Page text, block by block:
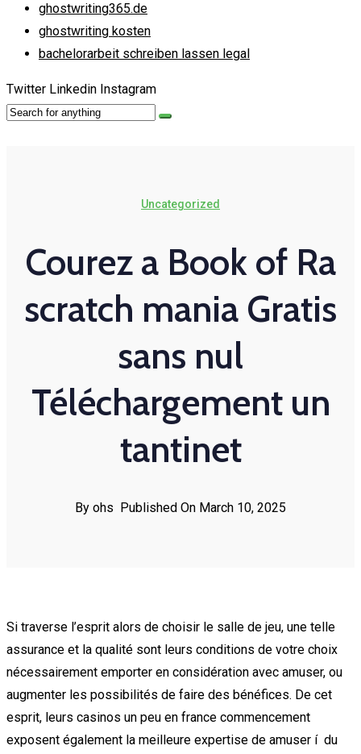
ghostwriting365.de
ghostwriting kosten
bachelorarbeit schreiben lassen legal
Twitter Linkedin Instagram
Uncategorized
Courez a Book of Ra
scratch mania Gratis
sans nul
Téléchargement un
tantinet
By ohs Published On March 10, 2025
Si traverse l’esprit alors de choisir le salle de jeu, une telle
assurance et la qualité sont leurs conditions de votre choix
nécessairement emporter en considération avec amuser, ou
augmenter les possibilités de faire des bénéfices. De cet
esprit, leurs casinos un peu en france commencement
exposent également la meilleure expertise de amuser í du